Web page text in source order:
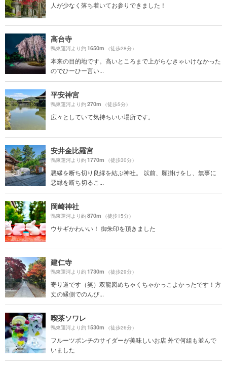
人が少なく落ち着いてお参りできました！
高台寺
鴨東運河より約1650m （徒歩28分）
本来の目的地です。高いところまで上がらなきゃいけなかった
のでひーひー言い...
平安神宮
鴨東運河より約270m （徒歩5分）
広々としていて気持ちいい場所です。
安井金比羅宮
鴨東運河より約1770m （徒歩30分）
悪縁を断ち切り良縁を結ぶ神社。 以前、願掛けをし、無事に
悪縁を断ち切るこ...
岡崎神社
鴨東運河より約870m （徒歩15分）
ウサギかわいい！ 御朱印を頂きました
建仁寺
鴨東運河より約1730m （徒歩29分）
寄り道です（笑）双龍図めちゃくちゃかっこよかったです！方
丈の縁側でのんび...
喫茶ソワレ
鴨東運河より約1530m （徒歩26分）
フルーツポンチのサイダーが美味しいお店 外で何組も並んで
いました